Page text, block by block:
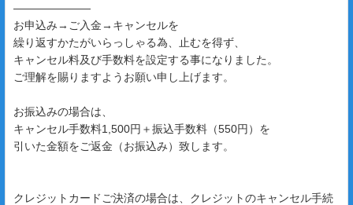
―――――――
お申込み→ご入金→キャンセルを
繰り返すかたがいらっしゃる為、止むを得ず、
キャンセル料及び手数料を設定する事になりました。
ご理解を賜りますようお願い申し上げます。
お振込みの場合は、
キャンセル手数料1,500円＋振込手数料（550円）を
引いた金額をご返金（お振込み）致します。
クレジットカードご決済の場合は、クレジットのキャンセル手続